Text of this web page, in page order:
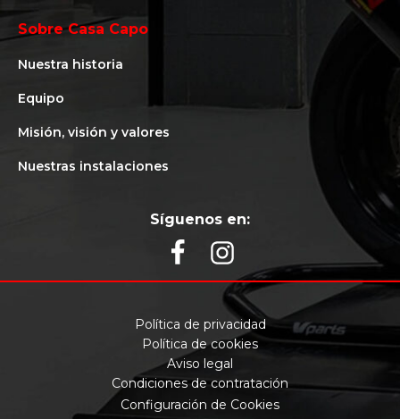
Sobre Casa Capo
Nuestra historia
Equipo
Misión, visión y valores
Nuestras instalaciones
Síguenos en:
Política de privacidad
Política de cookies
Aviso legal
Condiciones de contratación
Configuración de Cookies